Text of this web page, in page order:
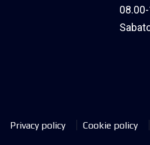
Privacy policy Cookie policy